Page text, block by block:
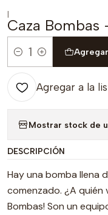
|
Caza Bombas
Cantidad
Agregar a la
Mostrar stock de
DESCRIPCIÓN
Hay una bomba llena
comenzado. ¿A quién
Bombas! Son un